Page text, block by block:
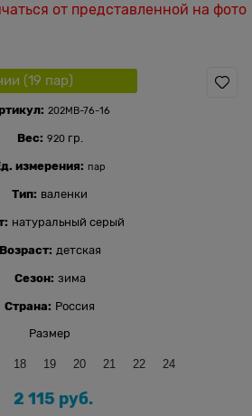
от представленной на фото
(19 пар)
202МВ-76-16
Вес: 920гр.
измерения: пар
Тип: валенки
натуральный серый
Возраст: детская
Сезон: зима
Страна: Россия
Размер
18 19 20 21 22 24
2 115 руб.